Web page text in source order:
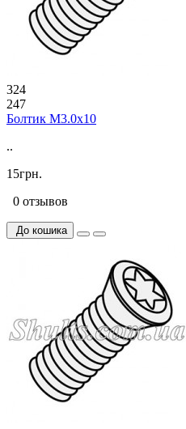
324
247
Болтик М3.0х10
..
15грн.
0 отзывов
До кошика